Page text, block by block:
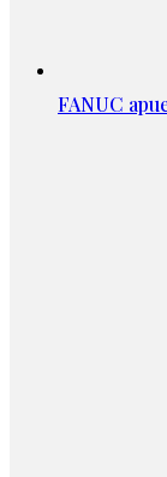
FANUC